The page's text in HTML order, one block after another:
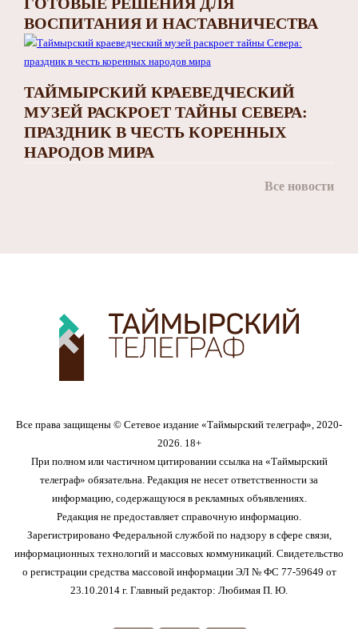
ВОСПИТАНИЯ И НАСТАВНИЧЕСТВА
ТАЙМЫРСКИЙ КРАЕВЕДЧЕСКИЙ
МУЗЕЙ РАСКРОЕТ ТАЙНЫ СЕВЕРА:
ПРАЗДНИК В ЧЕСТЬ КОРЕННЫХ
НАРОДОВ МИРА
Все новости
Все права защищены © Сетевое издание «Таймырский телеграф», 2020-
2026. 18+
При полном или частичном цитировании ссылка на «Таймырский
телеграф» обязательна. Редакция не несет ответственности за
информацию, содержащуюся в рекламных объявлениях.
Редакция не предоставляет справочную информацию.
Зарегистрировано Федеральной службой по надзору в сфере связи,
информационных технологий и массовых коммуникаций. Свидетельство
о регистрации средства массовой информации ЭЛ № ФС 77-59649 от
23.10.2014 г. Главный редактор: Любимая П. Ю.